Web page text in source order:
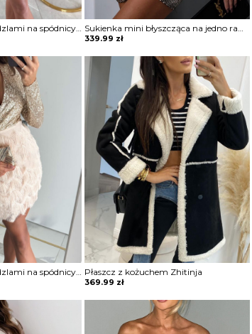
Sukienka mini z frędzlami na spódnicy Potita Sukienka mini błyszcząca na jedno ramię Vildan
339.99 zł
Sukienka mini z frędzlami na spódnicy Potita Płaszcz z kożuchem Zhitinja
369.99 zł